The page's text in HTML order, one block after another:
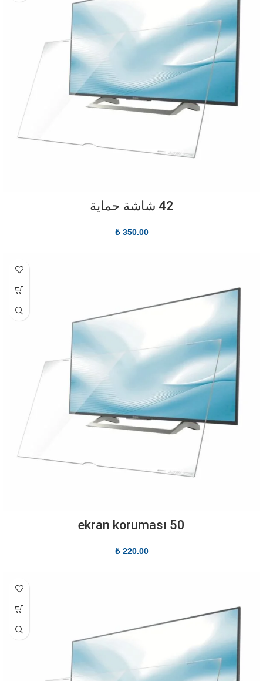
42 شاشة حماية
₺350.00
50 ekran koruması
₺220.00